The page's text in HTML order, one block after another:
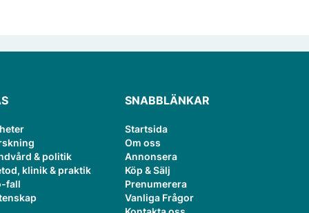
& politik
klinik & praktik
fall
SNABBLÄNKAR
Startsida
Om oss
Annonsera
Köp & Sälj
Prenumerera
Vanliga Frågor